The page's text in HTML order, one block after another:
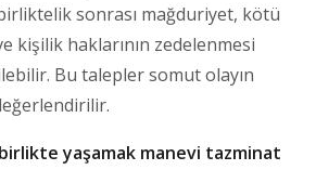
sonrası mağduriyet, kötü
kişilik haklarının zedelenmesi
Bu talepler somut olayın
yaşamak manevi tazminat